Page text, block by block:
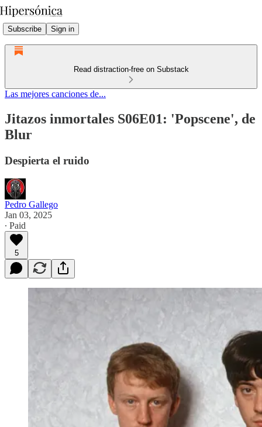
Subscribe Sign in
Read distraction-free on Substack
Las mejores canciones de...
Jitazos inmortales S06E01: 'Popscene', de
Blur
Despierta el ruido
Pedro Gallego
Jan 03, 2025
∙ Paid
5